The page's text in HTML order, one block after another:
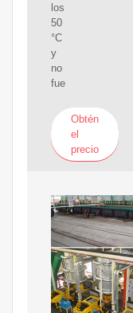
los
50
°C
y
no
fue
Obtén
el
precio